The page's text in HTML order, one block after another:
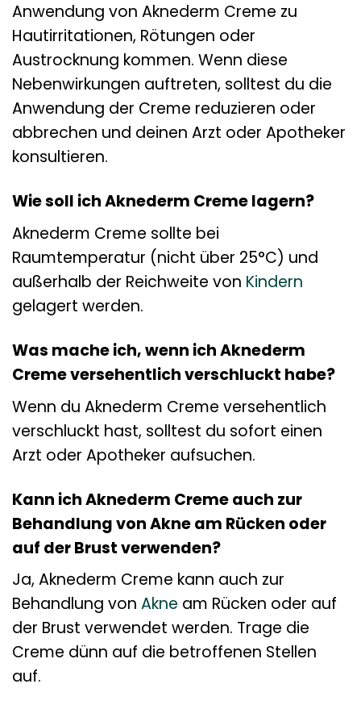
Anwendung von Aknederm Creme zu
Hautirritationen, Rötungen oder
Austrocknung kommen. Wenn diese
Nebenwirkungen auftreten, solltest du die
Anwendung der Creme reduzieren oder
abbrechen und deinen Arzt oder Apotheker
konsultieren.
Wie soll ich Aknederm Creme lagern?
Aknederm Creme sollte bei
Raumtemperatur (nicht über 25°C) und
außerhalb der Reichweite von Kindern
gelagert werden.
Was mache ich, wenn ich Aknederm
Creme versehentlich verschluckt habe?
Wenn du Aknederm Creme versehentlich
verschluckt hast, solltest du sofort einen
Arzt oder Apotheker aufsuchen.
Kann ich Aknederm Creme auch zur
Behandlung von Akne am Rücken oder
auf der Brust verwenden?
Ja, Aknederm Creme kann auch zur
Behandlung von Akne am Rücken oder auf
der Brust verwendet werden. Trage die
Creme dünn auf die betroffenen Stellen
auf.